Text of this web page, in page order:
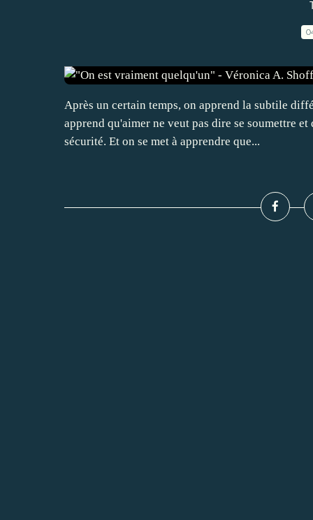
Après un certain temps, on apprend la subtile
apprend qu'aimer ne veut pas dire se soumettre
sécurité. Et on se met à apprendre que...